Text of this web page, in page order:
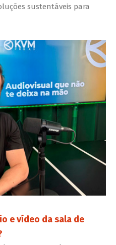
sustentáveis para
e vídeo da sala de